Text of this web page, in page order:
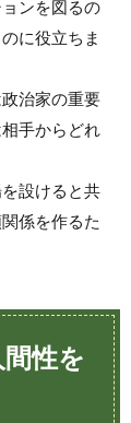
ンを図るの
に役立ちま
治家の重要
手からどれ
設けると共
係を作るた
性を